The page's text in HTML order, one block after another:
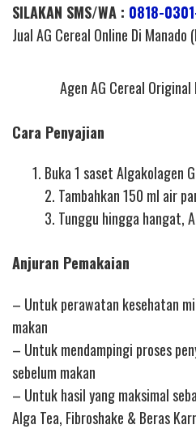
SILAKAN SMS/WA : 0818-
Jual AG Cereal Online Di Manado
Agen AG Cereal Original
Cara Penyajian
Buka 1 saset Algakolagen
2. Tambahkan 150 ml air
3. Tunggu hingga hangat,
Anjuran Pemakaian
– Untuk perawatan kesehatan
makan
– Untuk mendampingi proses
sebelum makan
– Untuk hasil yang maksimal
Alga Tea, Fibroshake & Beras